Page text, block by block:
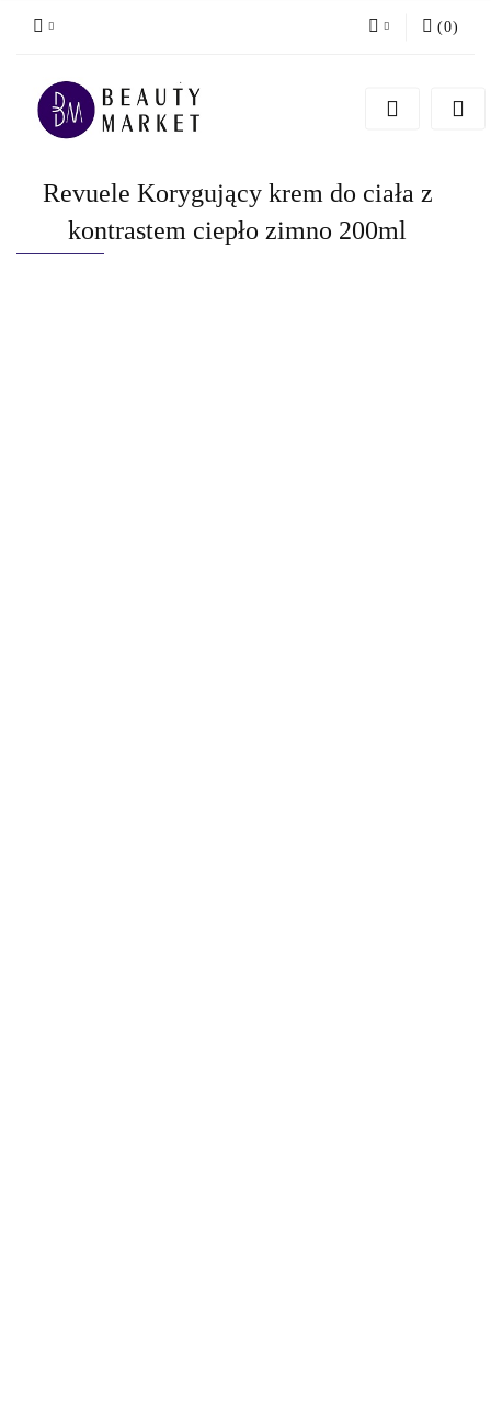
Zarejestruj się
(0)
Revuele Korygujący krem do ciała z
kontrastem ciepło zimno 200ml